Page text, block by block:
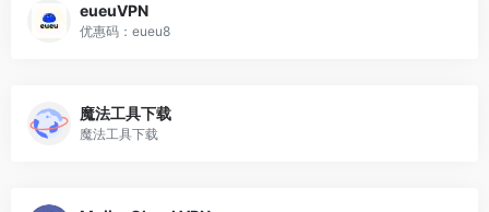
eueuVPN
优惠码：eueu8
魔法工具下载
魔法工具下载